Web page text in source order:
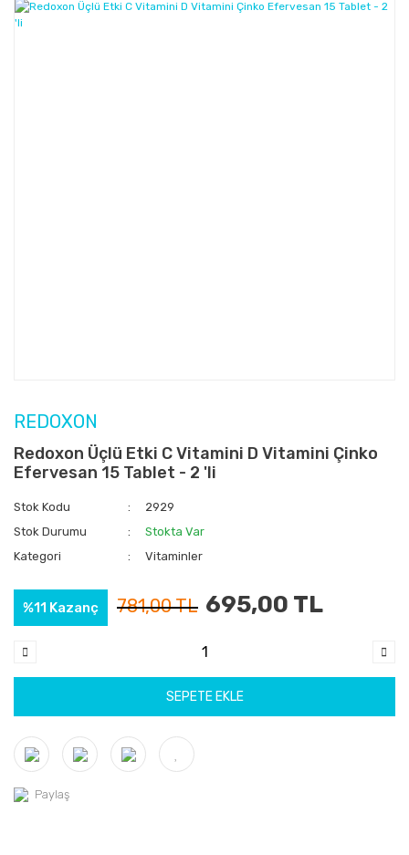
REDOXON
Redoxon Üçlü Etki C Vitamini D Vitamini Çinko
Efervesan 15 Tablet - 2 'li
Stok Kodu
2929
Stok Durumu
Stokta Var
Kategori
Vitaminler
%11 Kazanç 781,00 TL 695,00 TL
SEPETE EKLE
Paylaş